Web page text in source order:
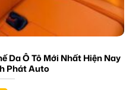
Da Ô Tô Mới Nhất Hiện Nay
Phát Auto